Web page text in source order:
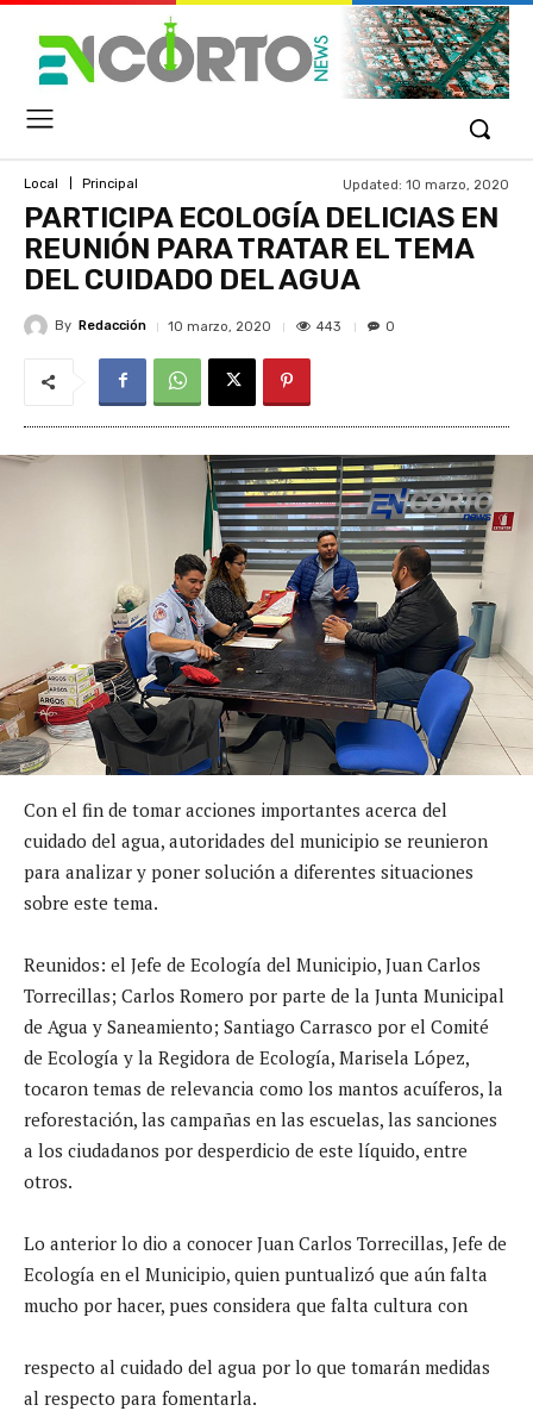
Local Principal Updated: 10 marzo, 2020
PARTICIPA ECOLOGÍA DELICIAS EN
REUNIÓN PARA TRATAR EL TEMA
DEL CUIDADO DEL AGUA
By Redacción 10 marzo, 2020 443 0
Con el fin de tomar acciones importantes acerca del
cuidado del agua, autoridades del municipio se reunieron
para analizar y poner solución a diferentes situaciones
sobre este tema.
Reunidos: el Jefe de Ecología del Municipio, Juan Carlos
Torrecillas; Carlos Romero por parte de la Junta Municipal
de Agua y Saneamiento; Santiago Carrasco por el Comité
de Ecología y la Regidora de Ecología, Marisela López,
tocaron temas de relevancia como los mantos acuíferos, la
reforestación, las campañas en las escuelas, las sanciones
a los ciudadanos por desperdicio de este líquido, entre
otros.
Lo anterior lo dio a conocer Juan Carlos Torrecillas, Jefe de
Ecología en el Municipio, quien puntualizó que aún falta
mucho por hacer, pues considera que falta cultura con
respecto al cuidado del agua por lo que tomarán medidas
al respecto para fomentarla.